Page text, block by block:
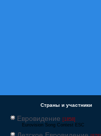
Страны и участники
Евровидение [1858]
Eurovision Song Contest ESC